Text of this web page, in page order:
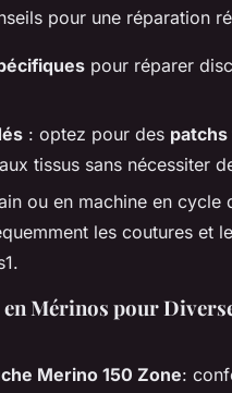
pour une réparation
pour réparer
: optez pour des
tissus sans nécessiter
ou en machine en
les coutures et
en Mérinos pour
Merino 150 Zone: